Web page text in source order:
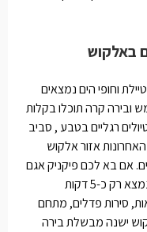
באלקוש
וחופי הים נמצאים
קרה תוכלו בקלות
רגליים בטבע , סביב
אזור אלקוש
אם בא לכם פיקניק אגם
מונפורט הוא מתחם נפלא עבורכם, והוא נמצא רק כ-5 דקות
סירות פדלים, מתחם
ישנה מבשלת בירה